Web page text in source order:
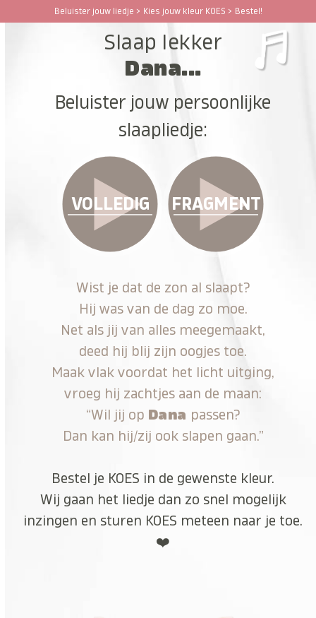
Beluister jouw liedje > Kies jouw kleur KOES > Bestel!
Open
Close
Slaap lekker
Dana...
Beluister jouw persoonlijke
slaapliedje:
VOLLEDIG FRAGMENT
Wist je dat de zon al slaapt?
Hij was van de dag zo moe.
Net als jij van alles meegemaakt,
deed hij blij zijn oogjes toe.
Maak vlak voordat het licht uitging,
vroeg hij zachtjes aan de maan:
“Wil jij op Dana passen?
Dan kan hij/zij ook slapen gaan.”
Bestel je KOES in de gewenste kleur.
Wij gaan het liedje dan zo snel mogelijk
inzingen en sturen KOES meteen naar je toe.
❤️